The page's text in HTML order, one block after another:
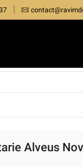
Alveus